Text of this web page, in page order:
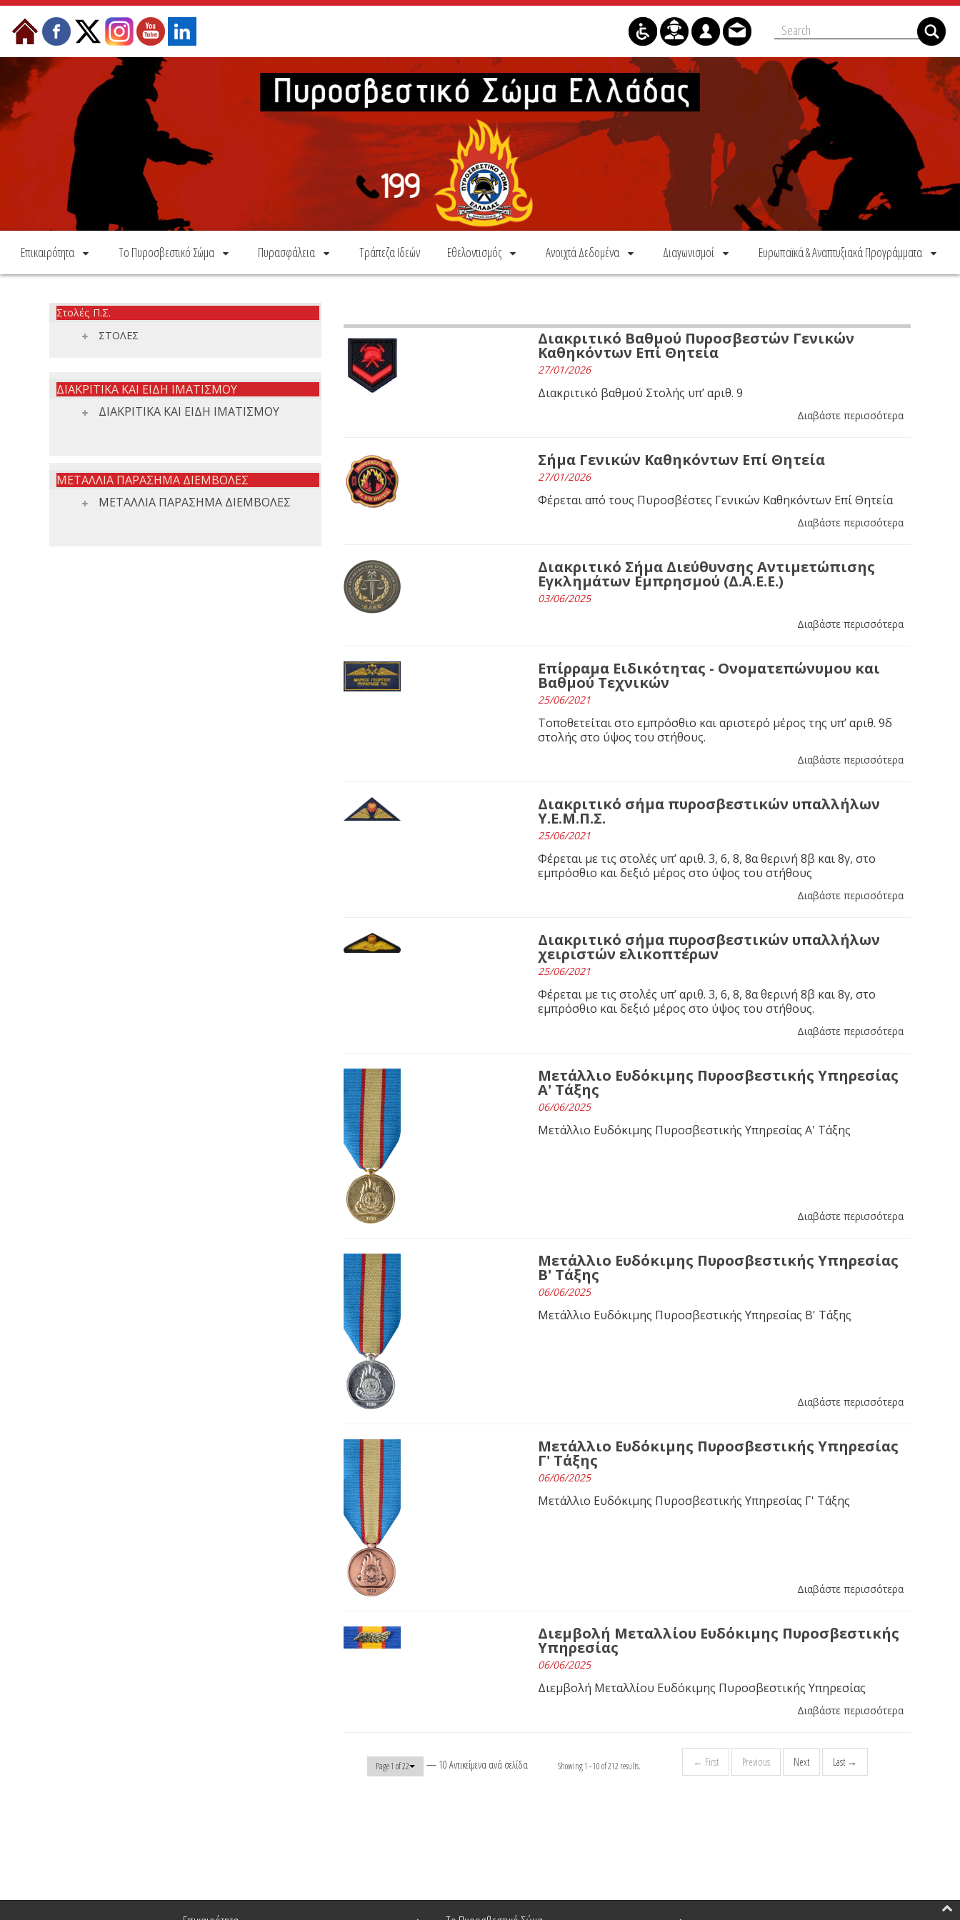
Skip to Content
Επικαιρότητα Το Πυροσβεστικό Σώμα Πυρασφάλεια Τράπεζα Ιδεών Εθελοντισμός Ανοιχτά Δεδομένα Διαγωνισμοί Ευρωπαϊκά & Αναπτυξιακά Προγράμματα
Στολές Π.Σ.
ΣΤΟΛΕΣ
ΔΙΑΚΡΙΤΙΚΑ ΚΑΙ ΕΙΔΗ ΙΜΑΤΙΣΜΟΥ
ΔΙΑΚΡΙΤΙΚΑ ΚΑΙ ΕΙΔΗ ΙΜΑΤΙΣΜΟΥ
ΜΕΤΑΛΛΙΑ ΠΑΡΑΣΗΜΑ ΔΙΕΜΒΟΛΕΣ
ΜΕΤΑΛΛΙΑ ΠΑΡΑΣΗΜΑ ΔΙΕΜΒΟΛΕΣ
Διακριτικό Βαθμού Πυροσβεστών Γενικών
Καθηκόντων Επί Θητεία
27/01/2026
Διακριτικό βαθμού Στολής υπ’ αριθ. 9
Διαβάστε περισσότερα
Σήμα Γενικών Καθηκόντων Επί Θητεία
27/01/2026
Φέρεται από τους Πυροσβέστες Γενικών Καθηκόντων Επί Θητεία
Διαβάστε περισσότερα
Διακριτικό Σήμα Διεύθυνσης Αντιμετώπισης
Εγκλημάτων Εμπρησμού (Δ.Α.Ε.Ε.)
03/06/2025
Διαβάστε περισσότερα
Επίρραμα Ειδικότητας - Ονοματεπώνυμου και
Βαθμού Τεχνικών
25/06/2021
Τοποθετείται στο εμπρόσθιο και αριστερό μέρος της υπ’ αριθ. 9δ
στολής στο ύψος του στήθους.
Διαβάστε περισσότερα
Διακριτικό σήμα πυροσβεστικών υπαλλήλων
Υ.Ε.Μ.Π.Σ.
25/06/2021
Φέρεται με τις στολές υπ’ αριθ. 3, 6, 8, 8α θερινή 8β και 8γ, στο
εμπρόσθιο και δεξιό μέρος στο ύψος του στήθους
Διαβάστε περισσότερα
Διακριτικό σήμα πυροσβεστικών υπαλλήλων
χειριστών ελικοπτέρων
25/06/2021
Φέρεται με τις στολές υπ’ αριθ. 3, 6, 8, 8α θερινή 8β και 8γ, στο
εμπρόσθιο και δεξιό μέρος στο ύψος του στήθους.
Διαβάστε περισσότερα
Μετάλλιο Ευδόκιμης Πυροσβεστικής Υπηρεσίας
Α' Τάξης
06/06/2025
Μετάλλιο Ευδόκιμης Πυροσβεστικής Υπηρεσίας Α' Τάξης
Διαβάστε περισσότερα
Μετάλλιο Ευδόκιμης Πυροσβεστικής Υπηρεσίας
Β' Τάξης
06/06/2025
Μετάλλιο Ευδόκιμης Πυροσβεστικής Υπηρεσίας Β' Τάξης
Διαβάστε περισσότερα
Μετάλλιο Ευδόκιμης Πυροσβεστικής Υπηρεσίας
Γ' Τάξης
06/06/2025
Μετάλλιο Ευδόκιμης Πυροσβεστικής Υπηρεσίας Γ' Τάξης
Διαβάστε περισσότερα
Διεμβολή Μεταλλίου Ευδόκιμης Πυροσβεστικής
Υπηρεσίας
06/06/2025
Διεμβολή Μεταλλίου Ευδόκιμης Πυροσβεστικής Υπηρεσίας
Διαβάστε περισσότερα
Page 1 of 22 — 10 Αντικείμενα ανά σελίδα Showing 1 - 10 of 212 results. ← First Previous Next Last →